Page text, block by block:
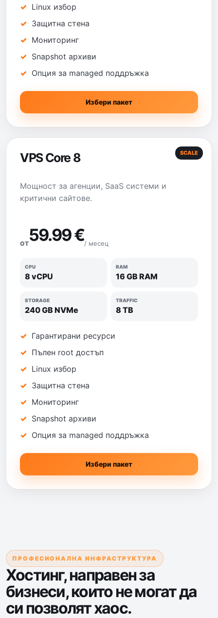
Linux избор
Защитна стена
Мониторинг
Snapshot архиви
Опция за managed поддръжка
Избери пакет
SCALE
VPS Core 8
Мощност за агенции, SaaS системи и
критични сайтове.
ОТ59.99 €/ месец
CPU
8 vCPU
RAM
16 GB RAM
STORAGE
240 GB NVMe
TRAFFIC
8 TB
Гарантирани ресурси
Пълен root достъп
Linux избор
Защитна стена
Мониторинг
Snapshot архиви
Опция за managed поддръжка
Избери пакет
ПРОФЕСИОНАЛНА ИНФРАСТРУКТУРА
Хостинг, направен за
бизнеси, които не могат да
си позволят хаос.